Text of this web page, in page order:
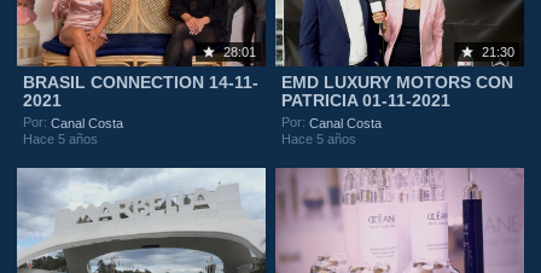
28:01
BRASIL CONNECTION 14-11-
2021
Por:Canal Costa
Hace 5 años
21:30
EMD LUXURY MOTORS CON
PATRICIA 01-11-2021
Por:Canal Costa
Hace 5 años